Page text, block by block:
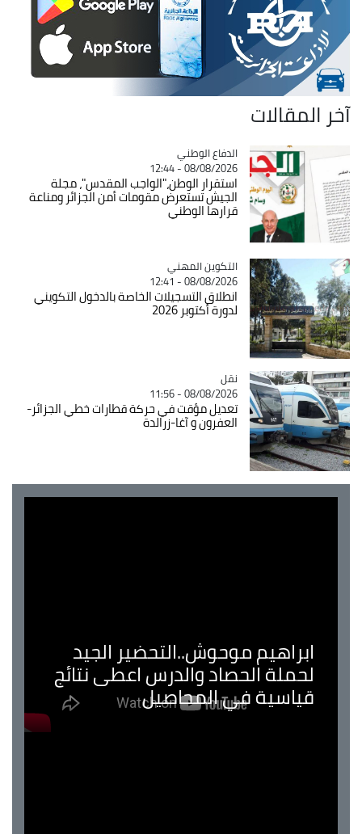
آخر المقالات
Catégorie
الدفاع الوطني
08/08/2026 - 12:44
استقرار الوطن،"الواجب المقدس"، مجلة
الجيش تستعرض مقومات أمن الجزائر ومناعة
قرارها الوطني
Catégorie
التكوين المهني
08/08/2026 - 12:41
انطلاق التسجيلات الخاصة بالدخول التكويني
لدورة أكتوبر 2026
Catégorie
نقل
08/08/2026 - 11:56
تعديل مؤقت في حركة قطارات خطي الجزائر-
العفرون و آغا-زرالدة
ابراهيم موحوش..التحضير الجيد
لحملة الحصاد والدرس اعطى نتائج
قياسية في المحاصيل